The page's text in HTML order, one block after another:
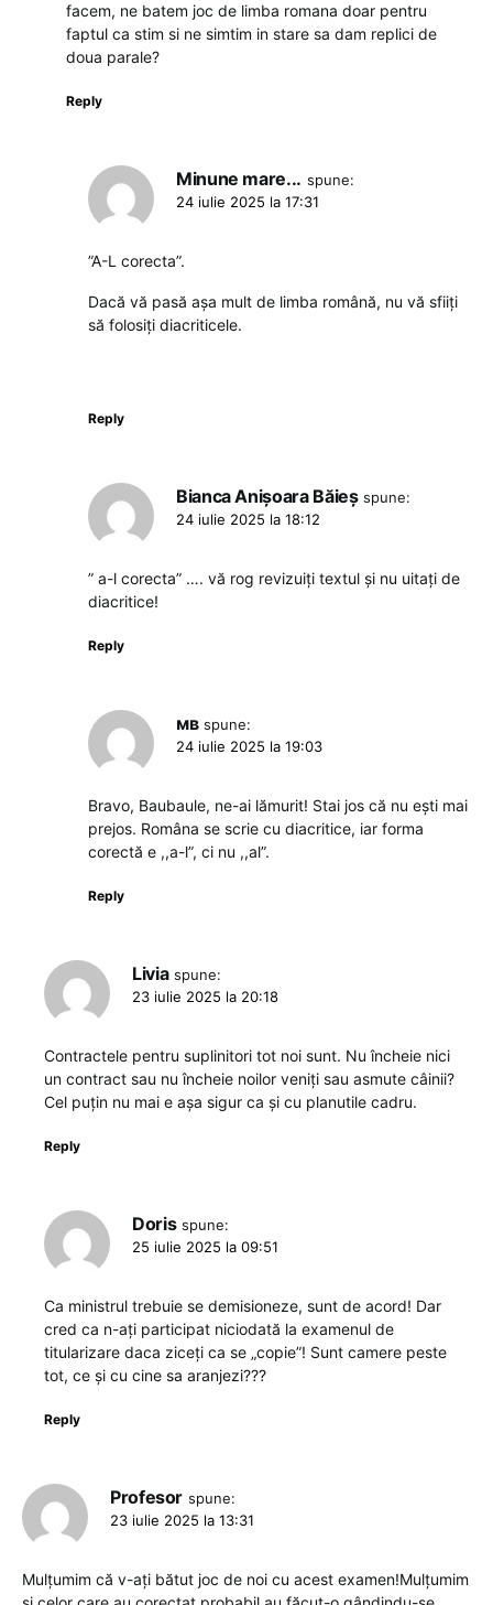
facem, ne batem joc de limba romana doar pentru
faptul ca stim si ne simtim in stare sa dam replici de
doua parale?
Reply
Minune mare... spune:
24 iulie 2025 la 17:31
”A-L corecta”.
Dacă vă pasă așa mult de limba română, nu vă sfiiți
să folosiți diacriticele.
Reply
Bianca Anișoara Băieș spune:
24 iulie 2025 la 18:12
” a-l corecta” …. vă rog revizuiți textul și nu uitați de
diacritice!
Reply
мв spune:
24 iulie 2025 la 19:03
Bravo, Baubaule, ne-ai lămurit! Stai jos că nu ești mai
prejos. Româna se scrie cu diacritice, iar forma
corectă e ,,a-l”, ci nu ,,al”.
Reply
Livia spune:
23 iulie 2025 la 20:18
Contractele pentru suplinitori tot noi sunt. Nu încheie nici
un contract sau nu încheie noilor veniți sau asmute câinii?
Cel puțin nu mai e așa sigur ca și cu planutile cadru.
Reply
Doris spune:
25 iulie 2025 la 09:51
Ca ministrul trebuie se demisioneze, sunt de acord! Dar
cred ca n-ați participat niciodată la examenul de
titularizare daca ziceți ca se „copie”! Sunt camere peste
tot, ce și cu cine sa aranjezi???
Reply
Profesor spune:
23 iulie 2025 la 13:31
Mulțumim că v-ați bătut joc de noi cu acest examen!Mulțumim